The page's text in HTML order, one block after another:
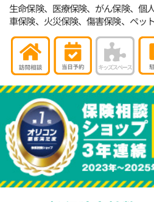
生命保険、医療保険、がん保険、個
車保険、火災保険、傷害保険、ペ